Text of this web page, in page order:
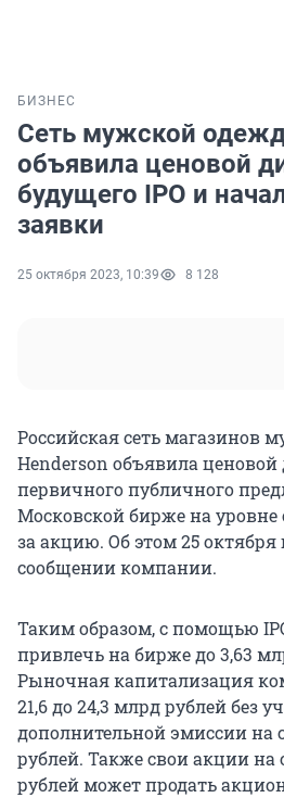
БИЗНЕС
Сеть мужской
объявила ценовой
будущего IPO и
заявки
25 октября 2023, 10:39 8 128
Российская сеть магазинов
Henderson объявила ценовой
первичного публичного
Московской бирже на уровне
за акцию. Об этом 25 октября
сообщении компании.
Таким образом, с помощью
привлечь на бирже до 3,63
Рыночная капитализация
21,6 до 24,3 млрд рублей без
дополнительной эмиссии на
рублей. Также свои акции
рублей может продать